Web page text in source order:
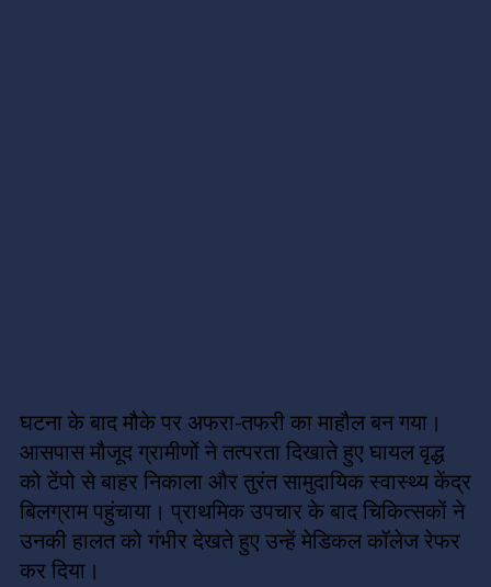
घटना के बाद मौके पर अफरा-तफरी का माहौल बन गया।
आसपास मौजूद ग्रामीणों ने तत्परता दिखाते हुए घायल वृद्ध
को टेंपो से बाहर निकाला और तुरंत सामुदायिक स्वास्थ्य केंद्र
बिलग्राम पहुंचाया। प्राथमिक उपचार के बाद चिकित्सकों ने
उनकी हालत को गंभीर देखते हुए उन्हें मेडिकल कॉलेज रेफर
कर दिया।